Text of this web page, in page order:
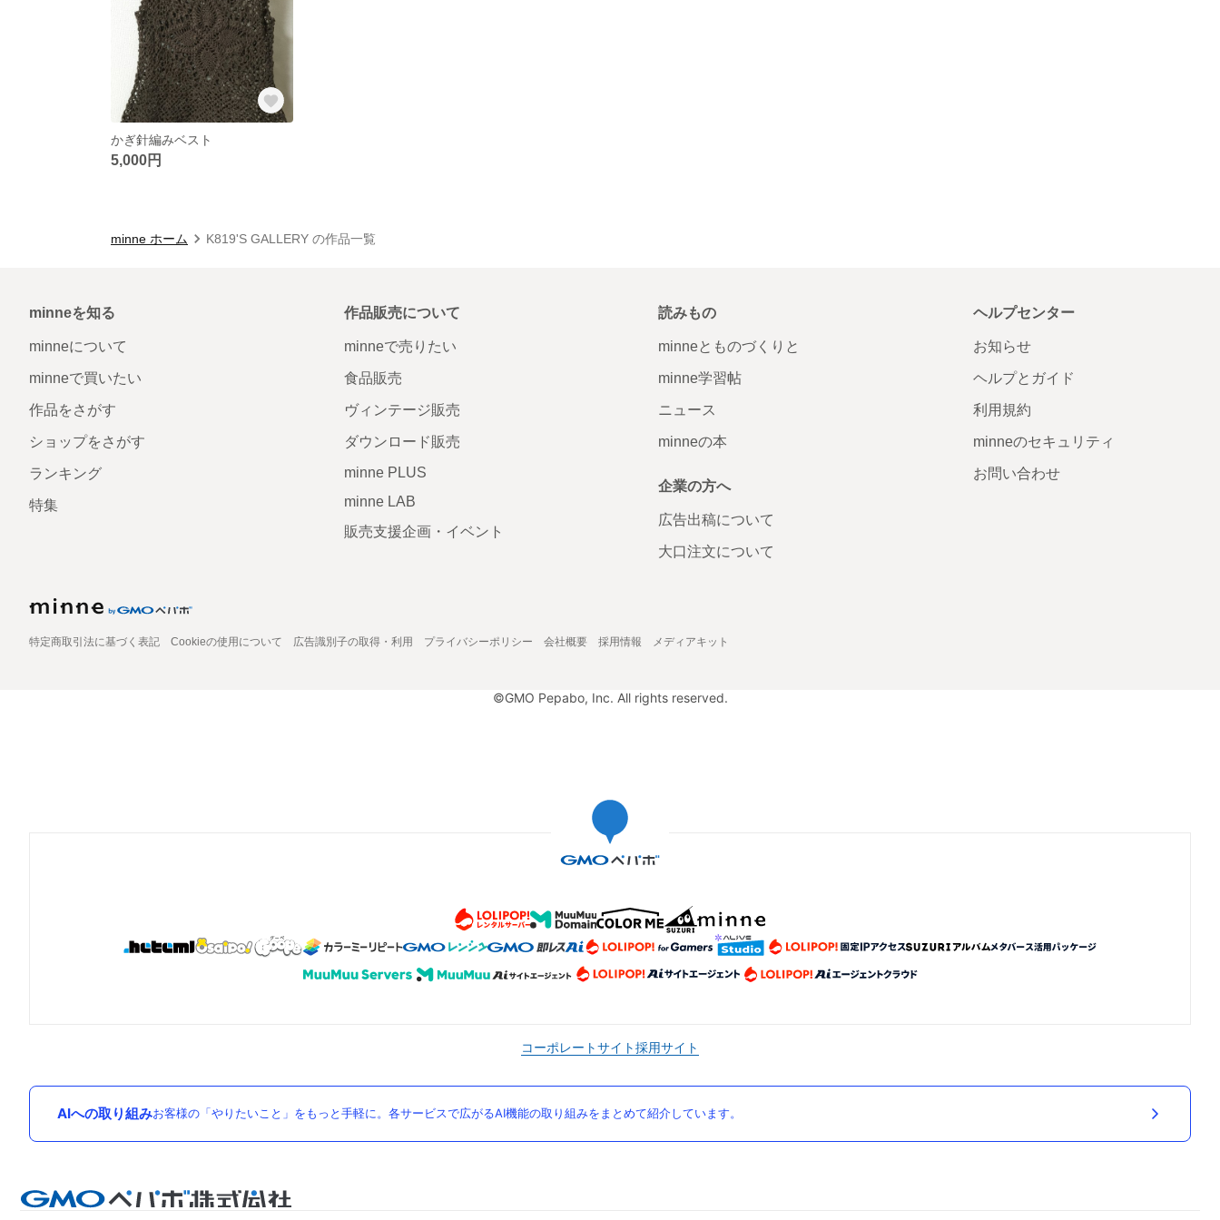
かぎ針編みベスト
5,000円
minne ホーム K819'S GALLERY の作品一覧
minneを知る
minneについて
minneで買いたい
作品をさがす
ショップをさがす
ランキング
特集
作品販売について
minneで売りたい
食品販売
ヴィンテージ販売
ダウンロード販売
minne PLUS
minne LAB
販売支援企画・イベント
読みもの
minneとものづくりと
minne学習帖
ニュース
minneの本
企業の方へ
広告出稿について
大口注文について
ヘルプセンター
お知らせ
ヘルプとガイド
利用規約
minneのセキュリティ
お問い合わせ
特定商取引法に基づく表記 Cookieの使用について 広告識別子の取得・利用 プライバシーポリシー 会社概要 採用情報 メディアキット
©GMO Pepabo, Inc. All rights reserved.
コーポレートサイト採用サイト
AIへの取り組みお客様の「やりたいこと」をもっと手軽に。各サービスで広がるAI機能の取り組みをまとめて紹介しています。